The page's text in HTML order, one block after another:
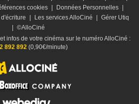
cookies | Données Personnelles |
| Les services AlloCiné | Gérer Utiq
| ©AlloCiné
infos de votre cinéma sur le numéro AlloCiné :
892 892 (0,90€/minute)